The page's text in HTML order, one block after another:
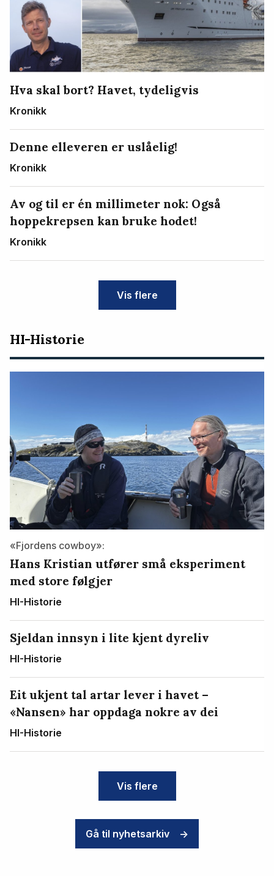
Hva skal bort? Havet, tydeligvis
Kronikk
Denne elleveren er uslåelig!
Kronikk
Av og til er én millimeter nok: Også
hoppekrepsen kan bruke hodet!
Kronikk
Vis flere
HI-Historie
«Fjordens cowboy»:
Hans Kristian utfører små eksperiment
med store følgjer
HI-Historie
Sjeldan innsyn i lite kjent dyreliv
HI-Historie
Eit ukjent tal artar lever i havet –
«Nansen» har oppdaga nokre av dei
HI-Historie
Vis flere
Gå til nyhetsarkiv ->